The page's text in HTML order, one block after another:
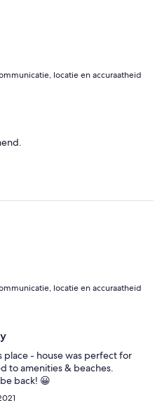
locatie en accuraatheid
locatie en accuraatheid
place - house was perfect for
to amenities & beaches.
back! 😀